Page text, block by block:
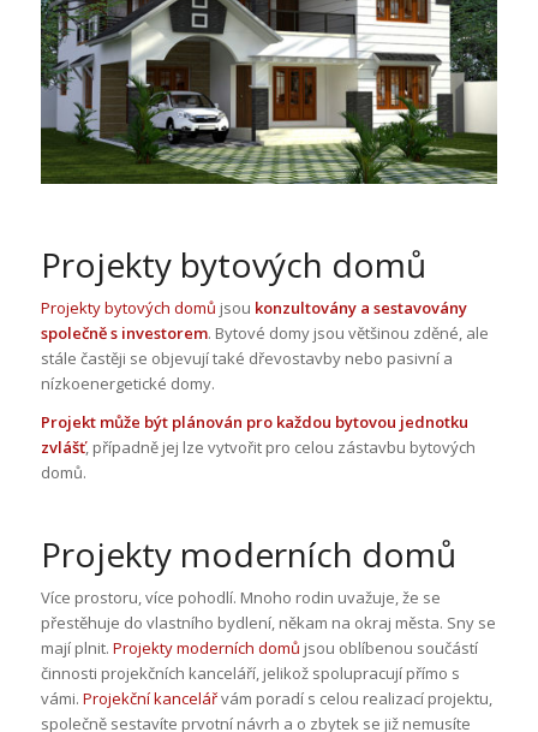
Projekty bytových domů
Projekty bytových domů jsou konzultovány a sestavovány
společně s investorem. Bytové domy jsou většinou zděné, ale
stále častěji se objevují také dřevostavby nebo pasivní a
nízkoenergetické domy.
Projekt může být plánován pro každou bytovou jednotku
zvlášť, případně jej lze vytvořit pro celou zástavbu bytových
domů.
Projekty moderních domů
Více prostoru, více pohodlí. Mnoho rodin uvažuje, že se
přestěhuje do vlastního bydlení, někam na okraj města. Sny se
mají plnit. Projekty moderních domů jsou oblíbenou součástí
činnosti projekčních kanceláří, jelikož spolupracují přímo s
vámi. Projekční kancelářvám poradí s celou realizací projektu,
společně sestavíte prvotní návrh a o zbytek se již nemusíte